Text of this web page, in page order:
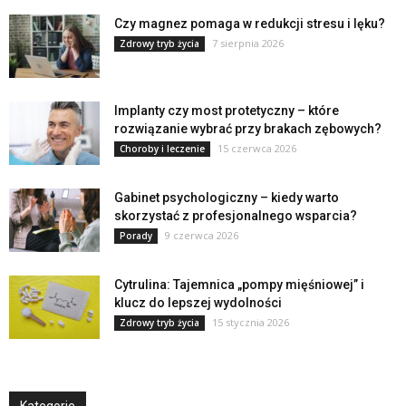
Czy magnez pomaga w redukcji stresu i lęku?
Zdrowy tryb życia 7 sierpnia 2026
Implanty czy most protetyczny – które
rozwiązanie wybrać przy brakach zębowych?
Choroby i leczenie 15 czerwca 2026
Gabinet psychologiczny – kiedy warto
skorzystać z profesjonalnego wsparcia?
Porady 9 czerwca 2026
Cytrulina: Tajemnica „pompy mięśniowej” i
klucz do lepszej wydolności
Zdrowy tryb życia 15 stycznia 2026